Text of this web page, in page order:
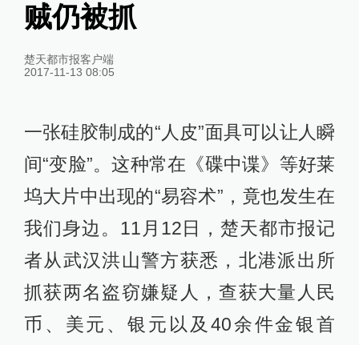
贼仍被抓
楚天都市报客户端
2017-11-13 08:05
一张硅胶制成的“人皮”面具可以让人瞬
间“变脸”。这种常在《碟中谍》等好莱
坞大片中出现的“易容术”，竟也发生在
我们身边。11月12日，楚天都市报记
者从武汉洪山警方获悉，北港派出所
抓获两名盗窃嫌疑人，查获大量人民
币、美元、银元以及40余件金银首